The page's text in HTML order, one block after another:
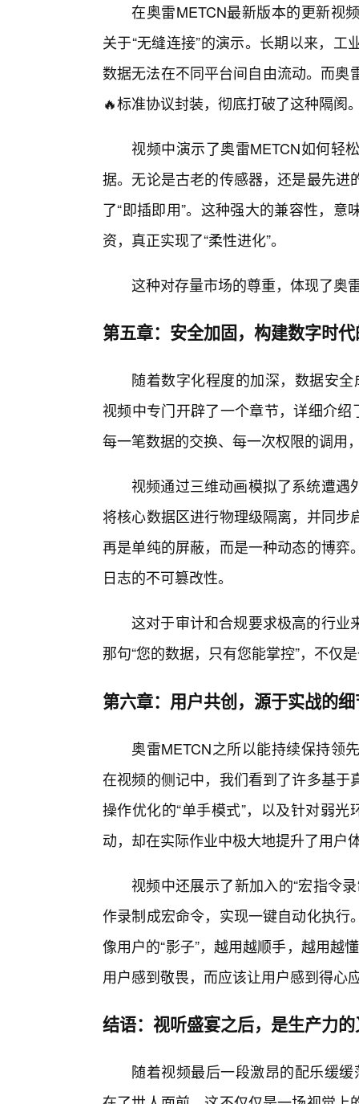
在奥雷METCN最新版本的更新
关于“无缝连接”的演示。长期以来，
数据无法在不同平台间自由流动。而奥
🔥标准协议封装，彻底打破了这种隔阂
视频中演示了奥雷METCN如何轻
据。无论是古老的传感器，还是最先
了“即插即用”。这种强大的兼容性，
资，真正实现了“柔性进化”。
这种对存量市场的尊重，体现了奥
第五章：安全加固，构建数字时
随着数字化程度的加深，数据安
视频中专门开辟了一个章节，详细介
每一笔数据的交换、每一次权限的调用
视频通过三维动画模拟了系统遭
将核心数据区进行物理级隔离，并同
再是单纯的屏蔽，而是一种动态的博
日志的不可篡改性。
这对于审计和合规要求极高的行业
那句“您的数据，只有您能掌控”，不仅
第六章：用户共创，源于实战的
奥雷METCN之所以能持续保持领
在视频的侧记中，我们看到了许多基
操作优化的“单手模式”，以及针对弱
动，却在实际作业中极大地提升了用户
视频中还展示了新加入的“宏指令
作录制成宏命令，实现一键自动化执
像用户的“影子”，越用越顺手，越用越
用户感到敬畏，而应该让用户感到得心
结语：视听盛宴之后，是生产力
随着视频最后一段激昂的配乐缓